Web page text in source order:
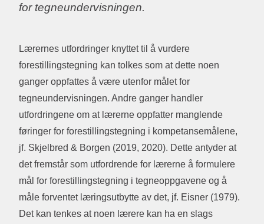
for tegneundervisningen.
Lærernes utfordringer knyttet til å vurdere
forestillingstegning kan tolkes som at dette noen
ganger oppfattes å være utenfor målet for
tegneundervisningen. Andre ganger handler
utfordringene om at lærerne oppfatter manglende
føringer for forestillingstegning i kompetansemålene,
jf. Skjelbred & Borgen (2019, 2020). Dette antyder at
det fremstår som utfordrende for lærerne å formulere
mål for forestillingstegning i tegneoppgavene og å
måle forventet læringsutbytte av det, jf. Eisner (1979).
Det kan tenkes at noen lærere kan ha en slags